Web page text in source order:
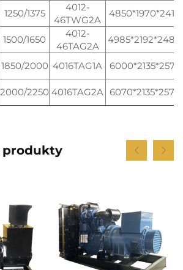
1250/1375
4012-
46TWG2A
4850*1970*2410
1500/1650
4012-
46TAG2A
4985*2192*2480
1850/2000 4016TAG1A
6000*2135*2575
2000/2250 4016TAG2A 6070*2135*2575
produkty